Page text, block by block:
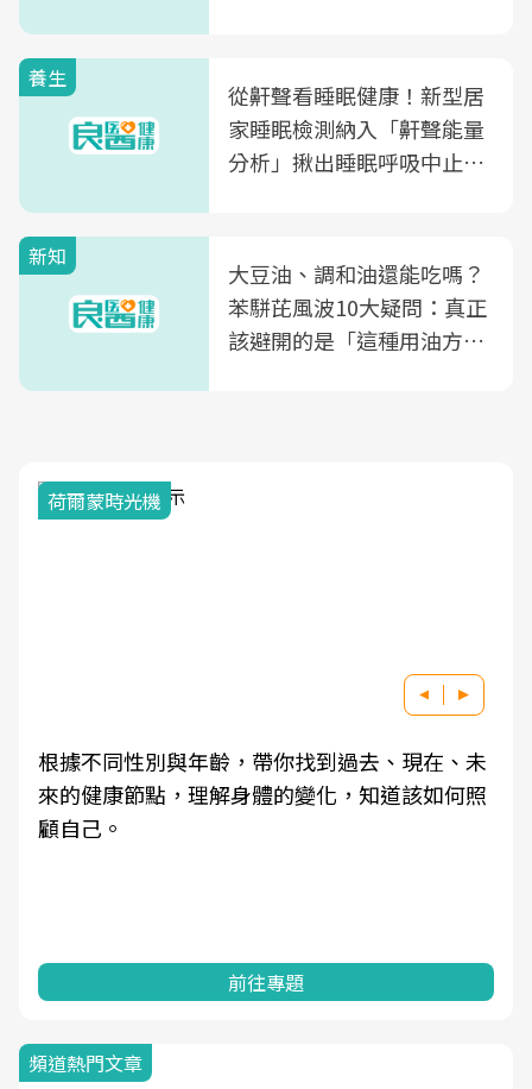
養生
從鼾聲看睡眠健康！新型居
家睡眠檢測納入「鼾聲能量
分析」揪出睡眠呼吸中止症
新知
大豆油、調和油還能吃嗎？
苯駢芘風波10大疑問：真正
該避開的是「這種用油方
荷爾蒙時光機
根據不同性別與年齡，帶你找到過去、現在、未
來的健康節點，理解身體的變化，知道該如何照
顧自己。
前往專題
頻道熱門文章